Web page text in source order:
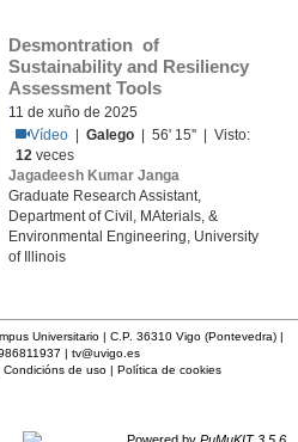
Desmontration  of
Sustainability and Resiliency
Assessment Tools
11 de xuño de 2025
Vídeo |Galego | 56' 15'' | Visto:
12 veces
Jagadeesh Kumar Janga
Graduate Research Assistant,
Department of Civil, MAterials, &
Environmental Engineering, University
of Illinois
Universitario | C.P. 36310 Vigo (Pontevedra) |
| tv@uvigo.es
Condicións de uso| Política de cookies